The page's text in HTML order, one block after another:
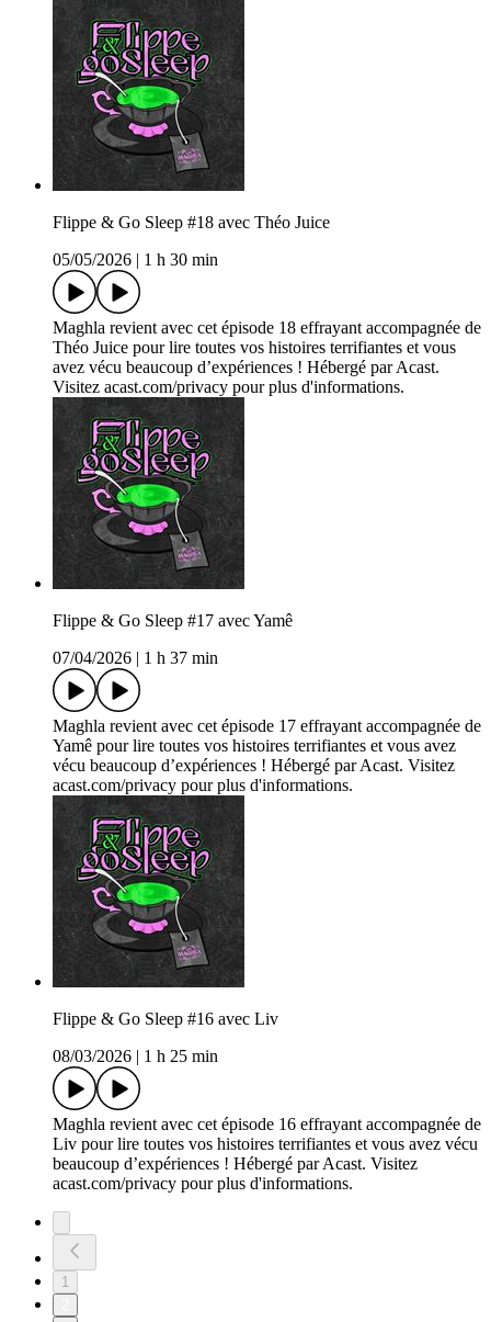
Flippe & Go Sleep #18 avec Théo Juice
05/05/2026
1 h 30 min
Maghla revient avec cet épisode 18 effrayant accompagnée de
Théo Juice pour lire toutes vos histoires terrifiantes et vous
avez vécu beaucoup d’expériences ! Hébergé par Acast.
Visitez acast.com/privacy pour plus d'informations.
Flippe & Go Sleep #17 avec Yamê
07/04/2026
1 h 37 min
Maghla revient avec cet épisode 17 effrayant accompagnée de
Yamê pour lire toutes vos histoires terrifiantes et vous avez
vécu beaucoup d’expériences ! Hébergé par Acast. Visitez
acast.com/privacy pour plus d'informations.
Flippe & Go Sleep #16 avec Liv
08/03/2026
1 h 25 min
Maghla revient avec cet épisode 16 effrayant accompagnée de
Liv pour lire toutes vos histoires terrifiantes et vous avez vécu
beaucoup d’expériences ! Hébergé par Acast. Visitez
acast.com/privacy pour plus d'informations.
1